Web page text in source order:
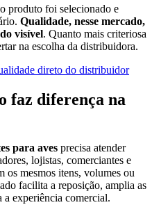
produto foi selecionado e
Qualidade, nesse mercado,
visível. Quanto mais criteriosa
na escolha da distribuidora.
direto do distribuidor
faz diferença na
para aves precisa atender
lojistas, comerciantes e
os mesmos itens, volumes ou
facilita a reposição, amplia as
a experiência comercial.